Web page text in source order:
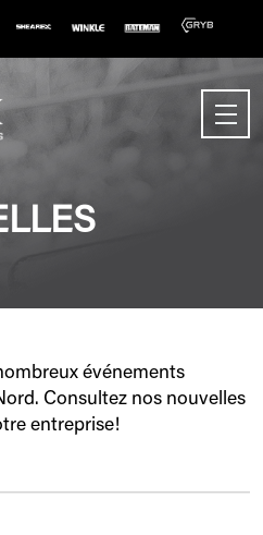
événements
Consultez nos nouvelles
entreprise!